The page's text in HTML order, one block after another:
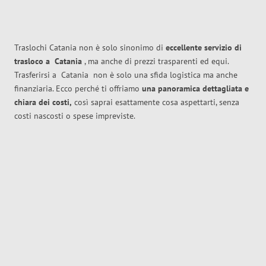
Traslochi Catania non è solo sinonimo di eccellente servizio di
trasloco a Catania , ma anche di prezzi trasparenti ed equi.
Trasferirsi a Catania non è solo una sfida logistica ma anche
finanziaria. Ecco perché ti offriamo una panoramica dettagliata e
chiara dei costi, così saprai esattamente cosa aspettarti, senza
costi nascosti o spese impreviste.